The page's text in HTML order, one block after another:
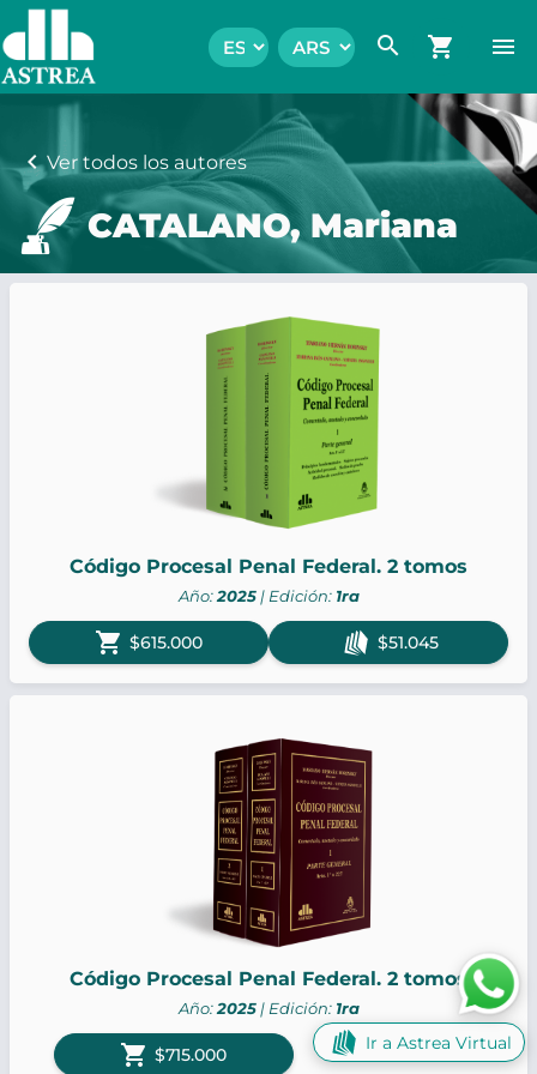
search shopping_cart menu
chevron_leftVer todos los autores
CATALANO, Mariana
Código Procesal Penal Federal. 2 tomos
Año:2025| Edición: 1ra
shopping_cart $615.000 $51.045
Código Procesal Penal Federal. 2 tomos
Año:2025| Edición: 1ra
shopping_cart $715.000 Sin versión digital
Ir a Astrea Virtual